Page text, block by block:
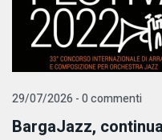
29/07/2026 - 0 commenti
BargaJazz,